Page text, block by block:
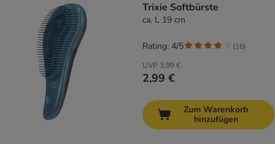
Trixie Softbürste
ca. L 19 cm
UVP 3,99 €
2,99 €
Rating: 4/5 (16)
Zum Warenkorb
hinzufügen